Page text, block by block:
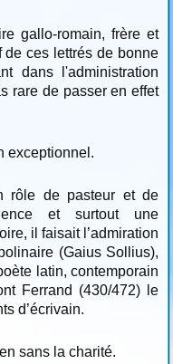
gallo-romain, frère et
de ces lettrés de bonne
dans l'administration
rare de passer en effet
exceptionnel.
rôle de pasteur et de
et surtout une
il faisait l’admiration
(Gaius Sollius),
latin, contemporain
Ferrand (430/472) le
d’écrivain.
sans la charité.